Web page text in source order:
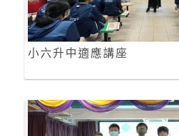
小六升中適應講座